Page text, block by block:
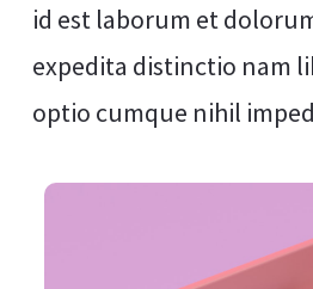
id est laborum et
expedita distinctio nam
optio cumque nihil